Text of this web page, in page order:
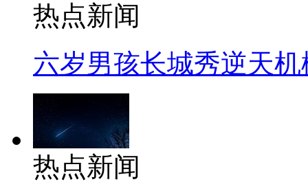
热点新闻
六岁男孩长城秀逆天机
热点新闻